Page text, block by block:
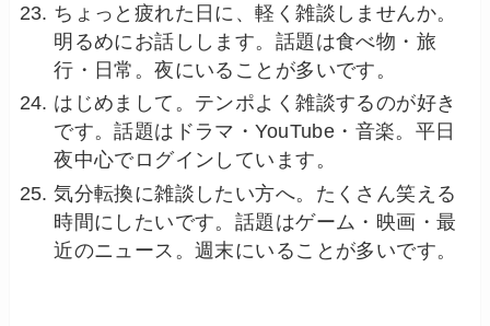
ちょっと疲れた日に、軽く雑談しませんか。
明るめにお話しします。話題は食べ物・旅
行・日常。夜にいることが多いです。
はじめまして。テンポよく雑談するのが好き
です。話題はドラマ・YouTube・音楽。平日
夜中心でログインしています。
気分転換に雑談したい方へ。たくさん笑える
時間にしたいです。話題はゲーム・映画・最
近のニュース。週末にいることが多いです。